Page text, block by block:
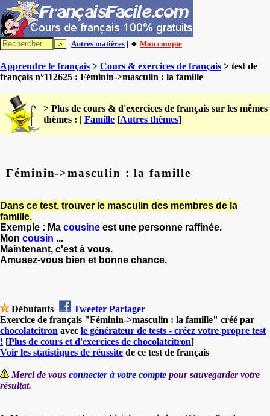
Autres matières | 🔸 Mon compte
Apprendre le français > Cours & exercices de français > test de
français n°112625 : Féminin->masculin : la famille
> Plus de cours & d'exercices de français sur les mêmes
thèmes : | Famille [Autres thèmes]
Féminin->masculin : la famille
Dans ce test, trouver le masculin des membres de la
famille.
Exemple : Ma cousine est une personne raffinée.
Mon cousin ...
Maintenant, c'est à vous.
Amusez-vous bien et bonne chance.
Débutants Tweeter Partager
Exercice de français "Féminin->masculin : la famille" créé par
chocolatcitron avec le générateur de tests - créez votre propre test
! [Plus de cours et d'exercices de chocolatcitron]
Voir les statistiques de réussite de ce test de français
Merci de vous connecter à votre compte pour sauvegarder votre
résultat.